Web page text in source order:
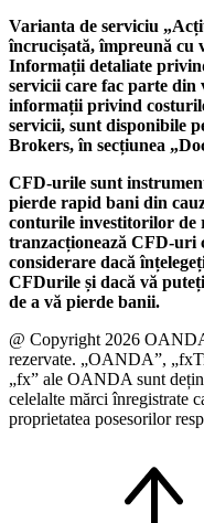
Varianta de serviciu
încrucișată, împreună cu
Informații detaliate
servicii care fac parte din
informații privind
servicii, sunt disponibile
Brokers, în secțiunea
CFD-urile sunt
pierde rapid bani din
conturile investitorilor de
tranzacționează CFD-uri
considerare dacă
CFDurile și dacă vă
de a vă pierde banii.
@ Copyright 2026
rezervate. „OANDA”,
„fx” ale OANDA sunt
celelalte mărci înregistrate
proprietatea posesorilor